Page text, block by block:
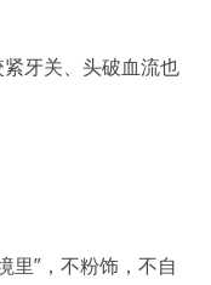
牙关、头破血流也
里”，不粉饰，不自